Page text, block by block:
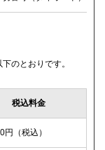
のとおりです。
税込料金
円（税込）